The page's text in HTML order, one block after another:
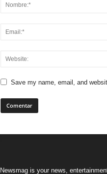
Save my name, email, and
Newsmag is your news,